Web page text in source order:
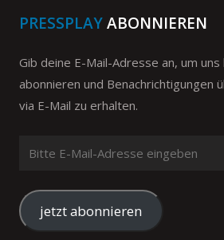
PRESSPLAYABONNIEREN
Gib deine E-Mail-Adresse an, um
abonnieren und Benachrichtigungen
via E-Mail zu erhalten.
Mail-
Adresse
eingeben
jetzt abonnieren